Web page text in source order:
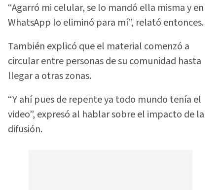
“Agarró mi celular, se lo mandó ella misma y en
WhatsApp lo eliminó para mí”, relató entonces.
También explicó que el material comenzó a
circular entre personas de su comunidad hasta
llegar a otras zonas.
“Y ahí pues de repente ya todo mundo tenía el
video”, expresó al hablar sobre el impacto de la
difusión.